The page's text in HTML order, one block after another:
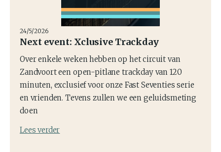
24/5/2026
Next event: Xclusive Trackday
Over enkele weken hebben op het circuit van
Zandvoort een open-pitlane trackday van 120
minuten, exclusief voor onze Fast Seventies serie
en vrienden. Tevens zullen we een geluidsmeting
doen
Lees verder